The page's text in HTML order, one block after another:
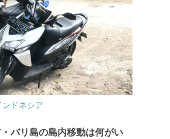
ンドネシア
バリ島の島内移動は何がい